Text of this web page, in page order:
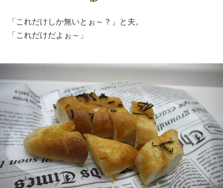
「これだけしか無いとぉ～？」と夫。
「これだけだよぉ～」